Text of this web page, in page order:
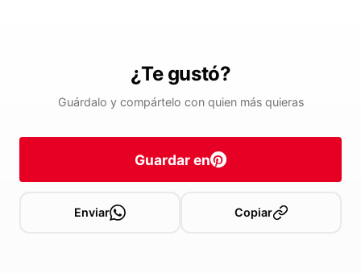
¿Te gustó?
Guárdalo y compártelo con quien más quieras
Guardar en
Enviar Copiar